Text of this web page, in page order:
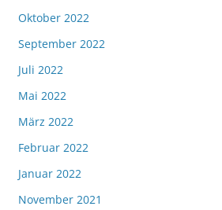
Oktober 2022
September 2022
Juli 2022
Mai 2022
März 2022
Februar 2022
Januar 2022
November 2021